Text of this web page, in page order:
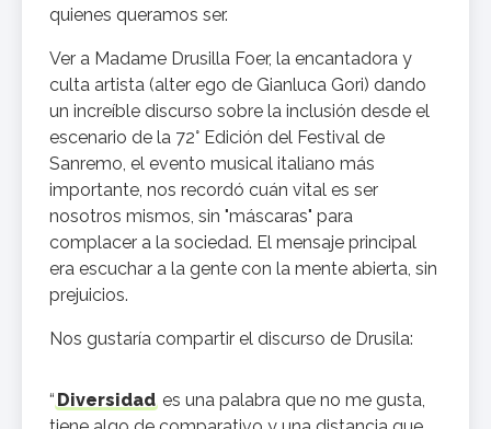
quienes queramos ser.
Ver a Madame Drusilla Foer, la encantadora y
culta artista (alter ego de Gianluca Gori) dando
un increíble discurso sobre la inclusión desde el
escenario de la 72° Edición del Festival de
Sanremo, el evento musical italiano más
importante, nos recordó cuán vital es ser
nosotros mismos, sin "máscaras" para
complacer a la sociedad. El mensaje principal
era escuchar a la gente con la mente abierta, sin
prejuicios.
Nos gustaría compartir el discurso de Drusila:
“ Diversidad es una palabra que no me gusta,